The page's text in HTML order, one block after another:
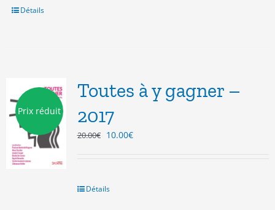
Détails
Prix réduit
Toutes à y gagner –
2017
20.00€ Le
20.00€.
10.00€Le
Détails